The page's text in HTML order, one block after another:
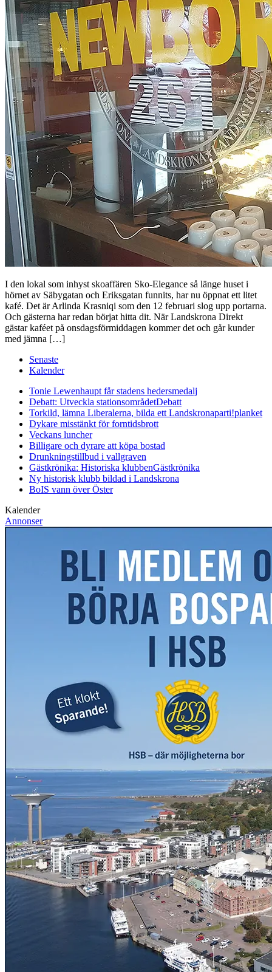
I den lokal som inhyst skoaffären Sko-Elegance så länge huset i
hörnet av Säbygatan och Eriksgatan funnits, har nu öppnat ett litet
kafé. Det är Arlinda Krasniqi som den 12 februari slog upp portarna.
Och gästerna har redan börjat hitta dit. När Landskrona Direkt
gästar kaféet på onsdagsförmiddagen kommer det och går kunder
med jämna […]
Senaste
Kalender
Tonie Lewenhaupt får stadens hedersmedalj
Debatt: Utveckla stationsområdetDebatt
Torkild, lämna Liberalerna, bilda ett Landskronaparti!planket
Dykare misstänkt för forntidsbrott
Veckans luncher
Billigare och dyrare att köpa bostad
Drunkningstillbud i vallgraven
Gästkrönika: Historiska klubbenGästkrönika
Ny historisk klubb bildad i Landskrona
BoIS vann över Öster
Kalender
Annonser